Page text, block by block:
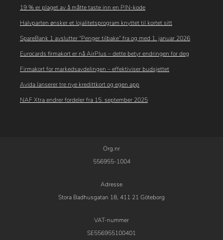
19 % er plaget av å måtte taste inn en PIN-kode
Halvparten ønsker et lojalitetsprogram knyttet til kortet sitt
SpareBank 1 avslutter “Penger tilbake” fra og med 1. januar 2026
Eurocards firmakort er nå AirPlus – dette betyr endringen for deg
Firmakort for markedsavdelingen – effektiviser budsjettet
Avida lanserer tre nye kredittkort og egen app
NAF Xtra endrer fordeler fra 15. september 2025
Org.nr
556955-1004
Adresse
Stora Badhusgatan 18, 411 21 Göteborg
VAT-nummer
SE556955100401